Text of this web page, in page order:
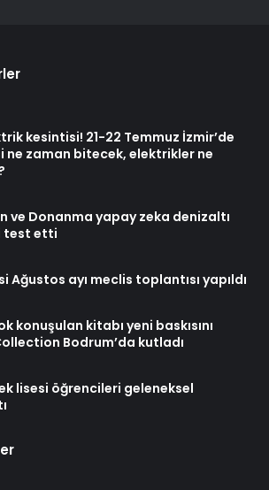
kesintisi! 21-22 Temmuz İzmir’de
ne zaman bitecek, elektrikler ne
ve Donanma yapay zeka denizaltı
test etti
Ağustos ayı meclis toplantısı yapıldı
konuşulan kitabı yeni baskısını
Bodrum’da kutladı
lisesi öğrencileri geleneksel